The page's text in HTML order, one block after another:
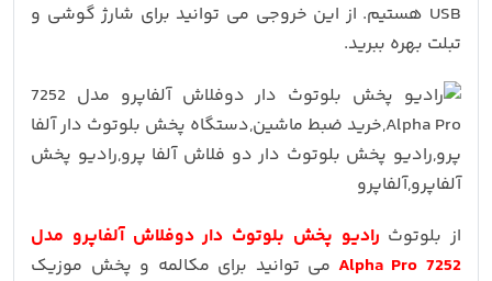
USB هستیم. از این خروجی می توانید برای شارژ گوشی و
تبلت بهره ببرید.
از بلوتوث رادیو پخش بلوتوث دار دوفلاش آلفاپرو مدل
7252 Alpha Pro
می توانید برای مکالمه و پخش موزیک